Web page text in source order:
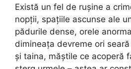
Există un fel de rușine a
nopții, spațiile ascunse ale
pădurile dense, orele
dimineața devreme ori
și taina, măștile ce acoperă